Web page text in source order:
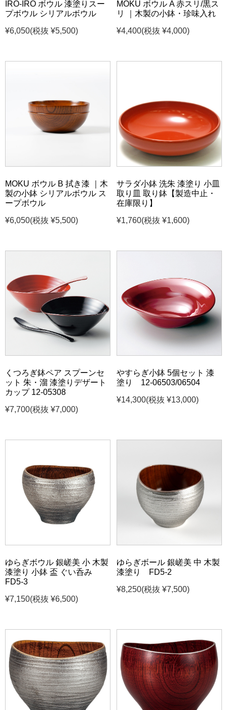
IRO-IRO ボウル 漆塗りスー
プボウル シリアルボウル
¥6,050(税抜 ¥5,500)
MOKU ボウル A 赤スリ/黒ス
リ ｜木製の小鉢・珍味入れ
¥4,400(税抜 ¥4,000)
MOKU ボウル B 拭き漆 ｜木
製の小鉢 シリアルボウル ス
ープボウル
¥6,050(税抜 ¥5,500)
サラダ小鉢 洗朱 漆塗り 小皿
取り皿 取り鉢【製造中止・
在庫限り】
¥1,760(税抜 ¥1,600)
くつろぎ鉢ペア スプーンセ
ット 朱・溜 漆塗りデザート
カップ 12-05308
¥7,700(税抜 ¥7,000)
やすらぎ小鉢 5個セット 漆
塗り 12-06503/06504
¥14,300(税抜 ¥13,000)
ゆらぎボウル 銀嵯美 小 木製
漆塗り 小鉢 盃 ぐい呑み
FD5-3
¥7,150(税抜 ¥6,500)
ゆらぎボール 銀嵯美 中 木製
漆塗り FD5-2
¥8,250(税抜 ¥7,500)